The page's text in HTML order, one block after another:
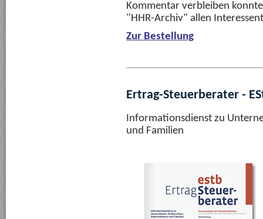
Kommentar verbleiben
"HHR-Archiv" allen
Zur Bestellung
Ertrag-Steuerberater -
Informationsdienst zu
und Familien